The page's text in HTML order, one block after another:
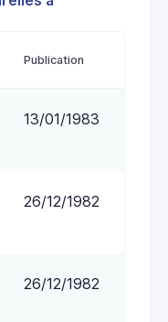
Publication
13/01/1983
26/12/1982
26/12/1982